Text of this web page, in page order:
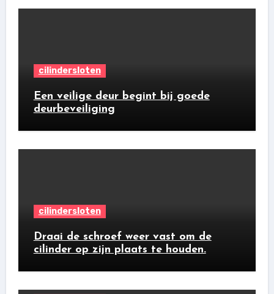
cilindersloten
Een veilige deur begint bij goede
deurbeveiliging
cilindersloten
Draai de schroef weer vast om de
cilinder op zijn plaats te houden.